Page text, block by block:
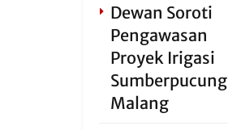
Dewan Soroti
Pengawasan
Proyek Irigasi
Sumberpucung
Malang